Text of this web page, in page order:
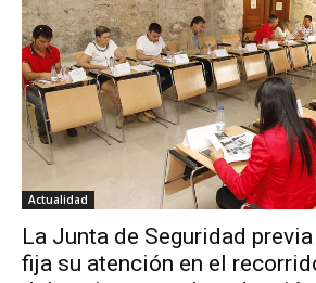
Actualidad
La Junta de Seguridad
fija su atención en el